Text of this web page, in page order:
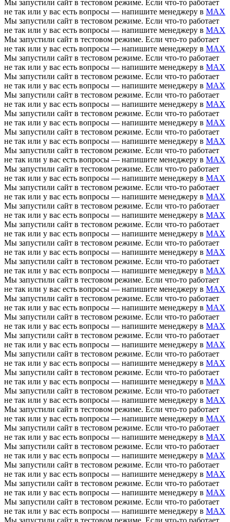
Мы запустили сайт в тестовом режиме. Если что-то работает
не так или у вас есть вопросы — напишите менеджеру в MAX
Мы запустили сайт в тестовом режиме. Если что-то работает
не так или у вас есть вопросы — напишите менеджеру в MAX
Мы запустили сайт в тестовом режиме. Если что-то работает
не так или у вас есть вопросы — напишите менеджеру в MAX
Мы запустили сайт в тестовом режиме. Если что-то работает
не так или у вас есть вопросы — напишите менеджеру в MAX
Мы запустили сайт в тестовом режиме. Если что-то работает
не так или у вас есть вопросы — напишите менеджеру в MAX
Мы запустили сайт в тестовом режиме. Если что-то работает
не так или у вас есть вопросы — напишите менеджеру в MAX
Мы запустили сайт в тестовом режиме. Если что-то работает
не так или у вас есть вопросы — напишите менеджеру в MAX
Мы запустили сайт в тестовом режиме. Если что-то работает
не так или у вас есть вопросы — напишите менеджеру в MAX
Мы запустили сайт в тестовом режиме. Если что-то работает
не так или у вас есть вопросы — напишите менеджеру в MAX
Мы запустили сайт в тестовом режиме. Если что-то работает
не так или у вас есть вопросы — напишите менеджеру в MAX
Мы запустили сайт в тестовом режиме. Если что-то работает
не так или у вас есть вопросы — напишите менеджеру в MAX
Мы запустили сайт в тестовом режиме. Если что-то работает
не так или у вас есть вопросы — напишите менеджеру в MAX
Мы запустили сайт в тестовом режиме. Если что-то работает
не так или у вас есть вопросы — напишите менеджеру в MAX
Мы запустили сайт в тестовом режиме. Если что-то работает
не так или у вас есть вопросы — напишите менеджеру в MAX
Мы запустили сайт в тестовом режиме. Если что-то работает
не так или у вас есть вопросы — напишите менеджеру в MAX
Мы запустили сайт в тестовом режиме. Если что-то работает
не так или у вас есть вопросы — напишите менеджеру в MAX
Мы запустили сайт в тестовом режиме. Если что-то работает
не так или у вас есть вопросы — напишите менеджеру в MAX
Мы запустили сайт в тестовом режиме. Если что-то работает
не так или у вас есть вопросы — напишите менеджеру в MAX
Мы запустили сайт в тестовом режиме. Если что-то работает
не так или у вас есть вопросы — напишите менеджеру в MAX
Мы запустили сайт в тестовом режиме. Если что-то работает
не так или у вас есть вопросы — напишите менеджеру в MAX
Мы запустили сайт в тестовом режиме. Если что-то работает
не так или у вас есть вопросы — напишите менеджеру в MAX
Мы запустили сайт в тестовом режиме. Если что-то работает
не так или у вас есть вопросы — напишите менеджеру в MAX
Мы запустили сайт в тестовом режиме. Если что-то работает
не так или у вас есть вопросы — напишите менеджеру в MAX
Мы запустили сайт в тестовом режиме. Если что-то работает
не так или у вас есть вопросы — напишите менеджеру в MAX
Мы запустили сайт в тестовом режиме. Если что-то работает
не так или у вас есть вопросы — напишите менеджеру в MAX
Мы запустили сайт в тестовом режиме. Если что-то работает
не так или у вас есть вопросы — напишите менеджеру в MAX
Мы запустили сайт в тестовом режиме. Если что-то работает
не так или у вас есть вопросы — напишите менеджеру в MAX
Мы запустили сайт в тестовом режиме. Если что-то работает
не так или у вас есть вопросы — напишите менеджеру в MAX
Мы запустили сайт в тестовом режиме. Если что-то работает